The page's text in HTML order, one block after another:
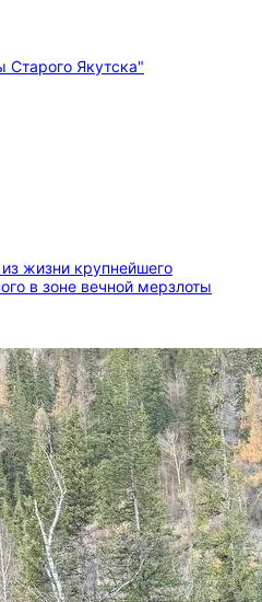
жизни крупнейшего
в зоне вечной мерзлоты